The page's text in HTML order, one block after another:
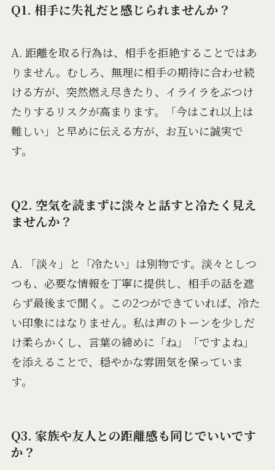
Q1. 相手に失礼だと感じられませんか？
A. 距離を取る行為は、相手を拒絶することではあ
りません。むしろ、無理に相手の期待に合わせ続
ける方が、突然燃え尽きたり、イライラをぶつけ
たりするリスクが高まります。「今はこれ以上は
難しい」と早めに伝える方が、お互いに誠実で
す。
Q2. 空気を読まずに淡々と話すと冷たく見え
ませんか？
A. 「淡々」と「冷たい」は別物です。淡々としつ
つも、必要な情報を丁寧に提供し、相手の話を遮
らず最後まで聞く。この2つができていれば、冷た
い印象にはなりません。私は声のトーンを少しだ
け柔らかくし、言葉の締めに「ね」「ですよね」
を添えることで、穏やかな雰囲気を保っていま
す。
Q3. 家族や友人との距離感も同じでいいです
か？